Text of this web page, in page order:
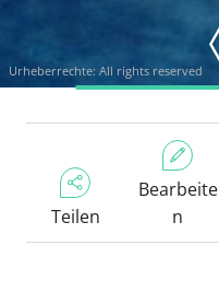
Urheberrechte: All rights reserved
Teilen
Bearbeite
n